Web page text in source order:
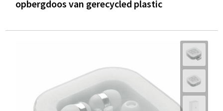
opbergdoos van gerecycled plastic